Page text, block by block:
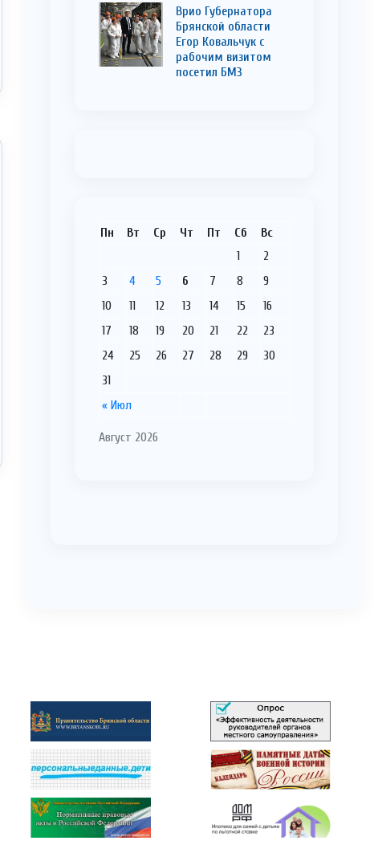
Врио Губернатора
Брянской области
Егор Ковальчук с
рабочим визитом
посетил БМЗ
Август 2026
Пн Вт Ср Чт Пт Сб Вс
« Июл
1
2
3
4 5 6 7 8
9
10
11 12 13 14 15
16
17
18 19 20 21 22
23
24
25 26 27 28 29
30
31